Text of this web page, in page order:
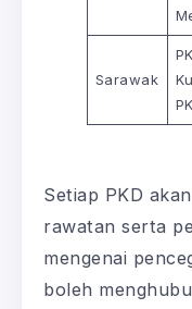
Sarawak
Setiap PKD
rawatan serta
mengenai
boleh